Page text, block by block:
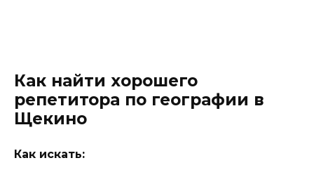
Как найти хорошего
репетитора по географии в
Щекино
Как искать: